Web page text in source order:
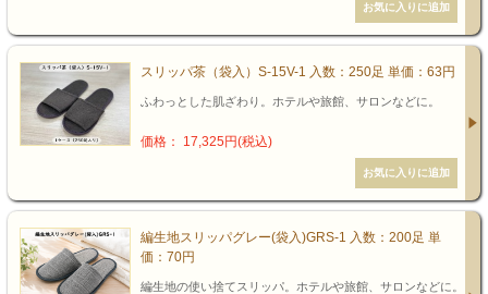
スリッパ茶（袋入）S-15V-1 入数：250足 単価：63円
ふわっとした肌ざわり。ホテルや旅館、サロンなどに。
価格： 17,325円(税込)
編生地スリッパグレー(袋入)GRS-1 入数：200足 単
価：70円
編生地の使い捨てスリッパ。ホテルや旅館、サロンなどに。